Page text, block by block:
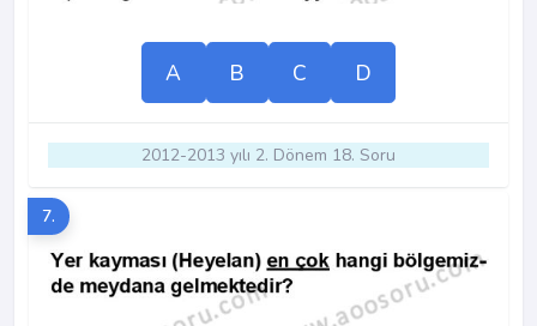
A B C D
2012-2013 yılı 2. Dönem 18. Soru
7.